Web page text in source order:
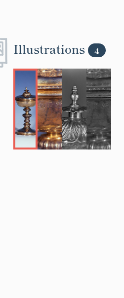
Illustrations 4